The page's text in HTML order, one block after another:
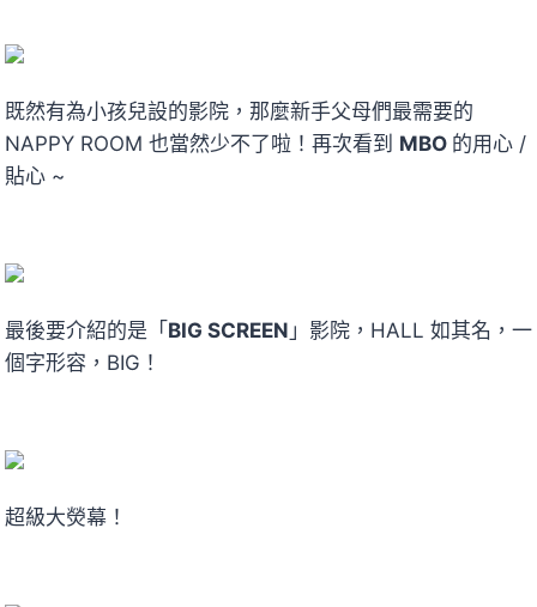
既然有為小孩兒設的影院，那麼新手父母們最需要的
NAPPY ROOM 也當然少不了啦！再次看到 MBO 的用心 /
貼心 ~
最後要介紹的是「BIG SCREEN 」影院，HALL 如其名，一
個字形容，BIG！
超級大熒幕！